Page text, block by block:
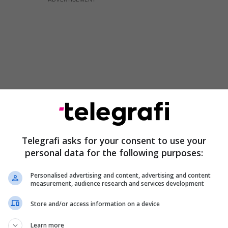
se në Komunën e Karposhit 32 fëmijë me
cilëve të moshës prej 2 deri 5 vjeç dhe 16 prej 6
mundësi të qëndrojnë në Qendrën ditore të
ku ofrues i shërbimit do të jetë shoqata
Telegrafi asks for your consent to use your
personal data for the following purposes:
Personalised advertising and content, advertising and content
measurement, audience research and services development
Store and/or access information on a device
Learn more